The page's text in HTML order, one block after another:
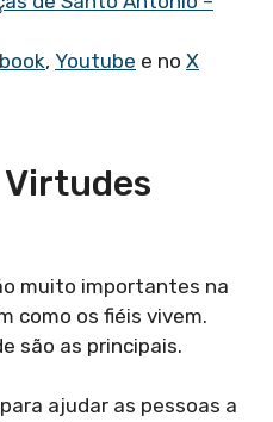
, Youtube e no X
Virtudes
muito importantes na
como os fiéis vivem.
são as principais.
ajudar as pessoas a